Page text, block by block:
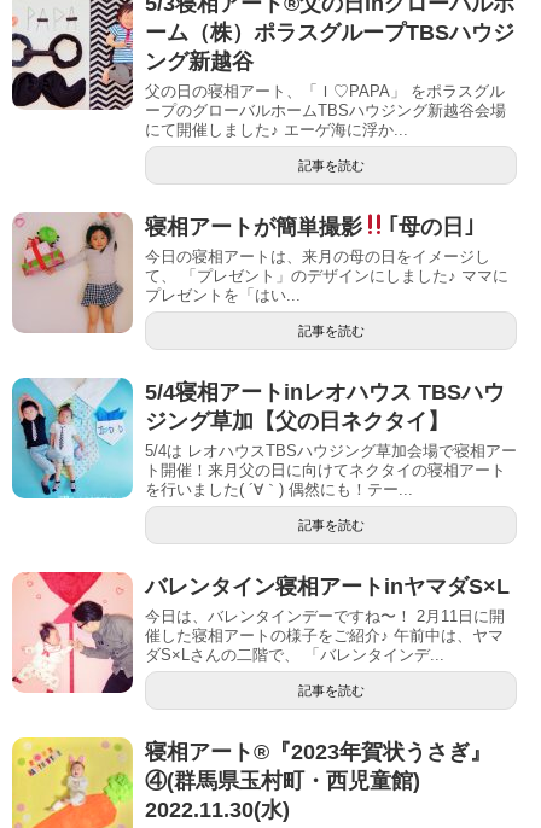
ーム（株）ポラスグループTBSハウジ
ング新越谷
父の日の寝相アート、「Ｉ♡PAPA」 をポラスグル
ープのグローバルホームTBSハウジング新越谷会場
にて開催しました♪ エーゲ海に浮か...
記事を読む
寝相アートが簡単撮影 ｢母の日｣
今日の寝相アートは、来月の母の日をイメージし
て、 「プレゼント」のデザインにしました♪ ママに
プレゼントを「はい...
記事を読む
5/4寝相アートinレオハウス TBSハウ
ジング草加【父の日ネクタイ】
5/4は レオハウスTBSハウジング草加会場で寝相アー
ト開催！来月父の日に向けてネクタイの寝相アート
を行いました( ´∀｀) 偶然にも！テー...
記事を読む
バレンタイン寝相アートinヤマダS×L
今日は、バレンタインデーですね〜！ 2月11日に開
催した寝相アートの様子をご紹介♪ 午前中は、ヤマ
ダS×Lさんの二階で、 「バレンタインデ...
記事を読む
寝相アート®︎『2023年賀状うさぎ』
④(群馬県玉村町・西児童館)
2022.11.30(水)